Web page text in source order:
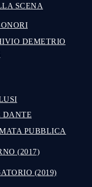
SCENA
DEMETRIO
DANTE
PUBBLICA
(2017)
(2019)